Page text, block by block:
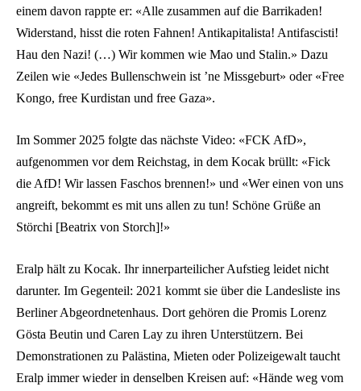
einem davon rappte er: «Alle zusammen auf die Barrikaden!
Widerstand, hisst die roten Fahnen! Antikapitalista! Antifascisti!
Hau den Nazi! (…) Wir kommen wie Mao und Stalin.» Dazu
Zeilen wie «Jedes Bullenschwein ist ’ne Missgeburt» oder «Free
Kongo, free Kurdistan und free Gaza».
Im Sommer 2025 folgte das nächste Video: «FCK AfD»,
aufgenommen vor dem Reichstag, in dem Kocak brüllt: «Fick
die AfD! Wir lassen Faschos brennen!» und «Wer einen von uns
angreift, bekommt es mit uns allen zu tun! Schöne Grüße an
Störchi [Beatrix von Storch]!»
Eralp hält zu Kocak. Ihr innerparteilicher Aufstieg leidet nicht
darunter. Im Gegenteil: 2021 kommt sie über die Landesliste ins
Berliner Abgeordnetenhaus. Dort gehören die Promis Lorenz
Gösta Beutin und Caren Lay zu ihren Unterstützern. Bei
Demonstrationen zu Palästina, Mieten oder Polizeigewalt taucht
Eralp immer wieder in denselben Kreisen auf: «Hände weg vom